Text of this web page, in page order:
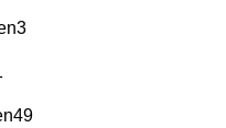
3
49